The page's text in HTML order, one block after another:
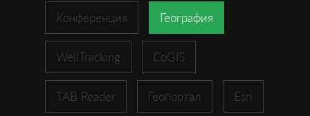
Конференция География
WellTracking CoGIS
TAB Reader Геопортал Esri